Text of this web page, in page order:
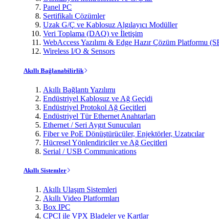
Panel PC
Sertifikalı Çözümler
Uzak G/Ç ve Kablosuz Algılayıcı Modüller
Veri Toplama (DAQ) ve İletişim
WebAccess Yazılımı & Edge Hazır Çözüm Platformu
Wireless I/O & Sensors
Akıllı Bağlanabilirlik
Akıllı Bağlantı Yazılımı
Endüstriyel Kablosuz ve Ağ Geçidi
Endüstriyel Protokol Ağ Geçitleri
Endüstriyel Tür Ethernet Anahtarları
Ethernet / Seri Aygıt Sunucuları
Fiber ve PoE Dönüştürücüler, Enjektörler, Uzatıcılar
Hücresel Yönlendiriciler ve Ağ Geçitleri
Serial / USB Communications
Akıllı Sistemler
Akıllı Ulaşım Sistemleri
Akıllı Video Platformları
Box IPC
CPCI ile VPX Bladeler ve Kartlar